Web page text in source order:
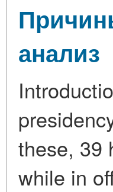
анализ
these, 39
while in